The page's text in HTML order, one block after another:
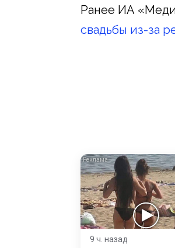
Ранее ИА
свадьбы из-за
9 ч. назад